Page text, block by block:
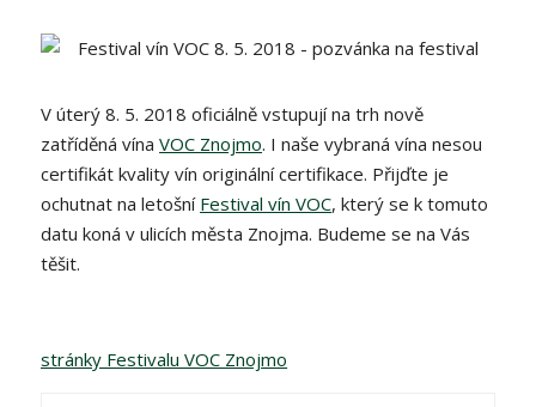
a
V úterý 8. 5. 2018 oficiálně vstupují na trh nově
zatříděná vínaVOC Znojmo. I naše vybraná vína nesou
certifikát kvality vín originální certifikace. Přijďte je
ochutnat na letošní Festival vín VOC, který se k tomuto
datu koná v ulicích města Znojma. Budeme se na Vás
těšit.
stránky Festivalu VOC Znojmo